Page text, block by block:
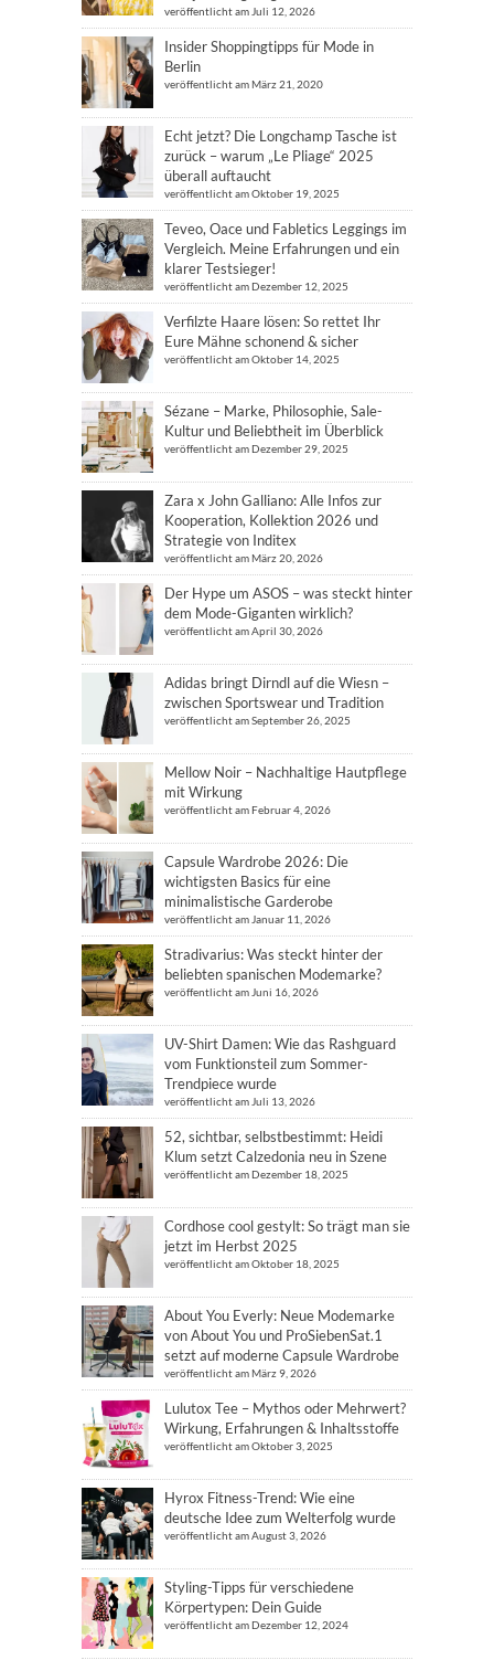
veröffentlicht am Juli 12, 2026
Insider Shoppingtipps für Mode in
Berlin
veröffentlicht am März 21, 2020
Echt jetzt? Die Longchamp Tasche ist
zurück – warum „Le Pliage“ 2025
überall auftaucht
veröffentlicht am Oktober 19, 2025
Teveo, Oace und Fabletics Leggings im
Vergleich. Meine Erfahrungen und ein
klarer Testsieger!
veröffentlicht am Dezember 12, 2025
Verfilzte Haare lösen: So rettet Ihr
Eure Mähne schonend & sicher
veröffentlicht am Oktober 14, 2025
Sézane – Marke, Philosophie, Sale-
Kultur und Beliebtheit im Überblick
veröffentlicht am Dezember 29, 2025
Zara x John Galliano: Alle Infos zur
Kooperation, Kollektion 2026 und
Strategie von Inditex
veröffentlicht am März 20, 2026
Der Hype um ASOS – was steckt hinter
dem Mode-Giganten wirklich?
veröffentlicht am April 30, 2026
Adidas bringt Dirndl auf die Wiesn –
zwischen Sportswear und Tradition
veröffentlicht am September 26, 2025
Mellow Noir – Nachhaltige Hautpflege
mit Wirkung
veröffentlicht am Februar 4, 2026
Capsule Wardrobe 2026: Die
wichtigsten Basics für eine
minimalistische Garderobe
veröffentlicht am Januar 11, 2026
Stradivarius: Was steckt hinter der
beliebten spanischen Modemarke?
veröffentlicht am Juni 16, 2026
UV-Shirt Damen: Wie das Rashguard
vom Funktionsteil zum Sommer-
Trendpiece wurde
veröffentlicht am Juli 13, 2026
52, sichtbar, selbstbestimmt: Heidi
Klum setzt Calzedonia neu in Szene
veröffentlicht am Dezember 18, 2025
Cordhose cool gestylt: So trägt man sie
jetzt im Herbst 2025
veröffentlicht am Oktober 18, 2025
About You Everly: Neue Modemarke
von About You und ProSiebenSat.1
setzt auf moderne Capsule Wardrobe
veröffentlicht am März 9, 2026
Lulutox Tee – Mythos oder Mehrwert?
Wirkung, Erfahrungen & Inhaltsstoffe
veröffentlicht am Oktober 3, 2025
Hyrox Fitness-Trend: Wie eine
deutsche Idee zum Welterfolg wurde
veröffentlicht am August 3, 2026
Styling-Tipps für verschiedene
Körpertypen: Dein Guide
veröffentlicht am Dezember 12, 2024